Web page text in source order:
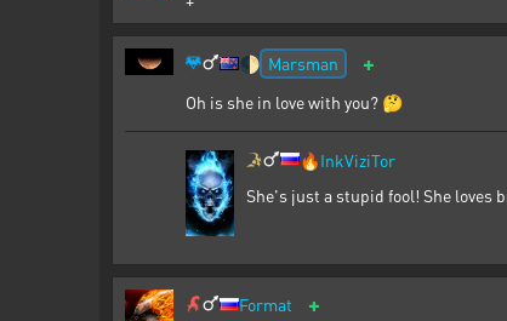
🌓 Marsman +
Oh is she in love with you? 🤔
🔥InkViziTor
She's just a stupid fool! She loves
Format +